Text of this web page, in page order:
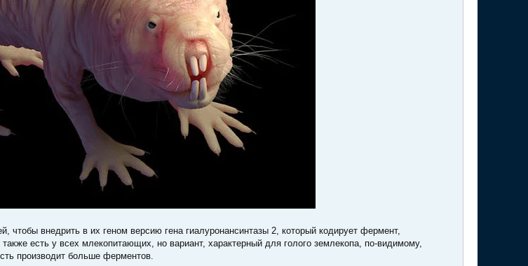
чтобы внедрить в их геном версию гена гиалуронансинтазы 2, который кодирует фермент,
есть у всех млекопитающих, но вариант, характерный для голого землекопа, по-видимому,
производит больше ферментов.